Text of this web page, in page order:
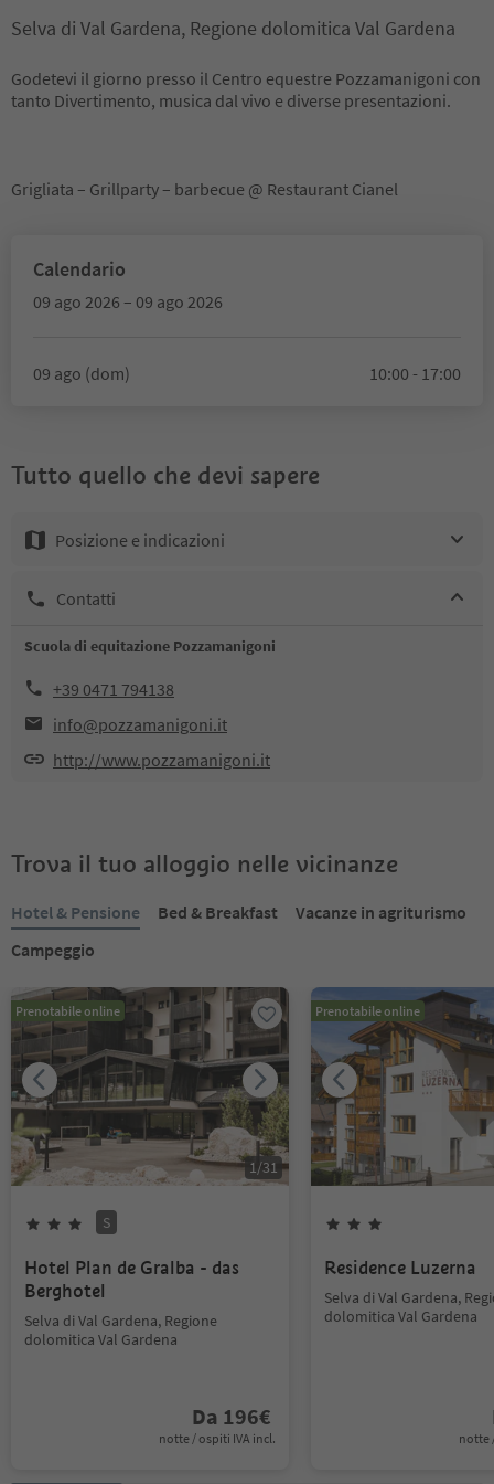
Selva di Val Gardena, Regione dolomitica Val Gardena
Godetevi il giorno presso il Centro equestre Pozzamanigoni con
tanto Divertimento, musica dal vivo e diverse presentazioni.
Grigliata – Grillparty – barbecue @ Restaurant Cianel
Calendario
09 ago 2026 – 09 ago 2026
09 ago (dom) 10:00 - 17:00
Tutto quello che devi sapere
Posizione e indicazioni
Contatti
Scuola di equitazione Pozzamanigoni
+39 0471 794138
info@pozzamanigoni.it
http://www.pozzamanigoni.it
Trova il tuo alloggio nelle vicinanze
Hotel & Pensione Bed & Breakfast
Vacanze in agriturismo
Campeggio
Prenotabile online
1/31
S
Hotel Plan de Gralba - das
Berghotel
Selva di Val Gardena, Regione
dolomitica Val Gardena
Da 196€
notte / ospiti IVA incl.
Prenotabile online
Residence Luzerna
Selva di Val Gardena,
dolomitica Val Gardena
notte